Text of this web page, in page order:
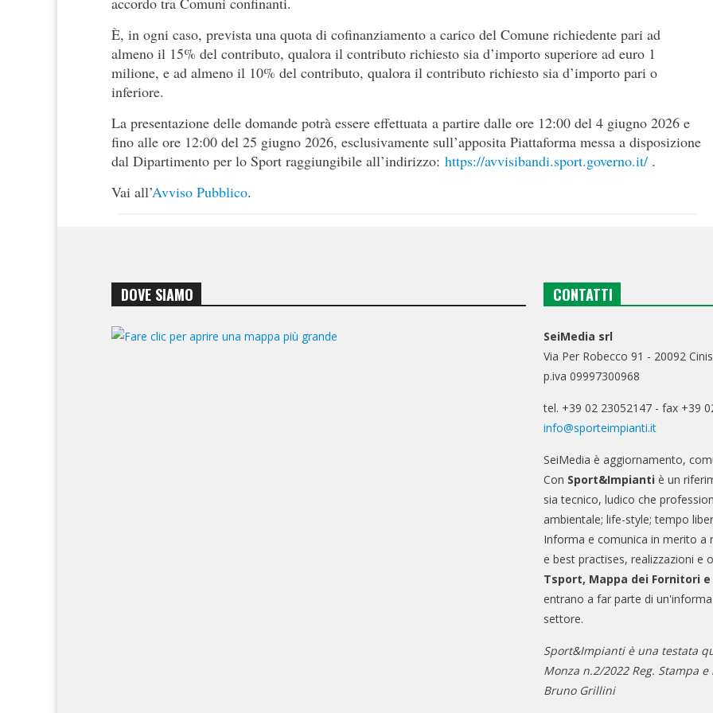
È, in ogni caso, prevista una quota di cofinanziamento a carico del Comune richiedente pari ad
almeno il 15% del contributo, qualora il contributo richiesto sia d’importo superiore ad euro 1
milione, e ad almeno il 10% del contributo, qualora il contributo richiesto sia d’importo pari o
inferiore.
La presentazione delle domande potrà essere effettuata a partire dalle ore 12:00 del 4 giugno 2026 e
fino alle ore 12:00 del 25 giugno 2026, esclusivamente sull’apposita Piattaforma messa a disposizione
dal Dipartimento per lo Sport raggiungibile all’indirizzo: https://avvisibandi.sport.governo.it/ .
Vai all’Avviso Pubblico.
DOVE SIAMO CONTATTI
SeiMedia srl
Via Per Robecco 91 - 20092
p.iva 09997300968
tel. +39 02 23052147 - fax +39
info@sporteimpianti.it
SeiMedia è aggiornamento,
Con Sport&Impianti è un
sia tecnico, ludico che
ambientale; life-style; tempo
Informa e comunica in merito a
e best practises, realizzazioni e
Tsport, Mappa dei Fornitori
entrano a far parte di
settore.
Sport&Impianti è una testata
Monza n.2/2022 Reg. Stampa
Bruno Grillini